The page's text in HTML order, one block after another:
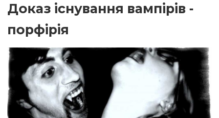
Доказ існування вампірів -
порфірія